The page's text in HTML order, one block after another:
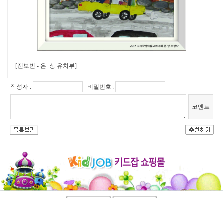
[진보빈 - 은 상 유치부]
작성자 : 비밀번호 :